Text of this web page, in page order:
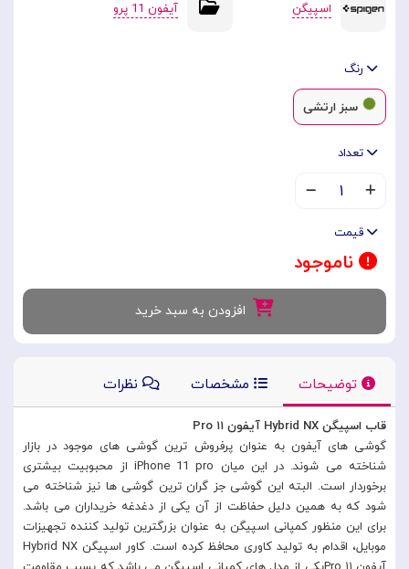
اسپیگن آیفون 11 پرو
رنگ
سبز ارتشی
تعداد
۱
قیمت
ناموجود
افزودن به سبد خرید
توضیحات مشخصات نظرات
قاب اسپیگن Hybrid NX آیفون ۱۱ Pro
گوشی های آیفون به عنوان پرفروش ترین گوشی های موجود در بازار
شناخته می شوند. در این میان iPhone 11 pro از محبوبیت بیشتری
برخوردار است. البته این گوشی جز گران ترین گوشی ها نیز شناخته می
شود که به همین دلیل حفاظت از آن یکی از دغدغه خریداران می باشد.
برای این منظور کمپانی اسپیگن به عنوان بزرگترین تولید کننده تجهیزات
موبایل، اقدام به تولید کاوری محافظ کرده است. کاور اسپیگن Hybrid NX